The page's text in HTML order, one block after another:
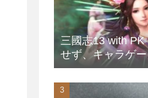
三國志13 with
せず、キャラゲ